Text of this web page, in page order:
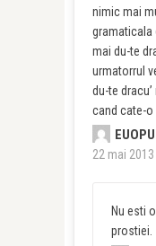
nimic mai
gramaticala
mai du-te
urmatorrul
du-te
cand cate-o
22 mai 2013
Nu esti
prostiei.